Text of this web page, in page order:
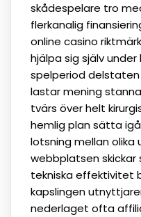
skådespelare tro
flerkanalig
online casino
hjälpa sig själv
spelperiod delstaten
lastar mening
tvärs över helt
hemlig plan sätta
lotsning mellan olika
webbplatsen skickar
tekniska effektivitet
kapslingen
nederlaget ofta